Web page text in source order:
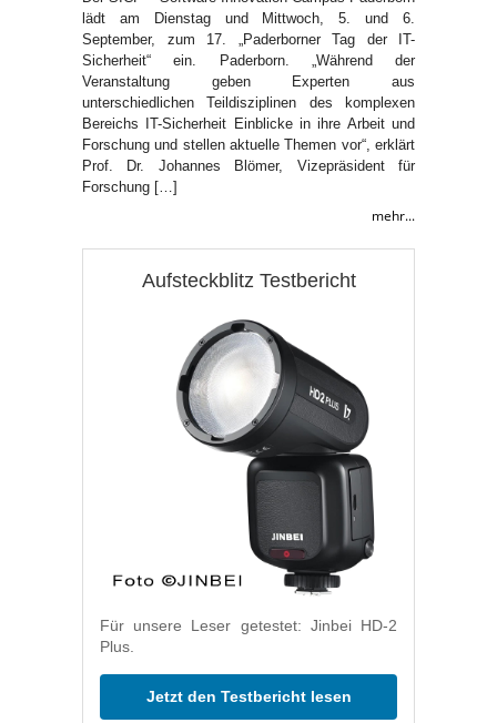
lädt am Dienstag und Mittwoch, 5. und 6.
September, zum 17. „Paderborner Tag der IT-
Sicherheit“ ein. Paderborn. „Während der
Veranstaltung geben Experten aus
unterschiedlichen Teildisziplinen des komplexen
Bereichs IT-Sicherheit Einblicke in ihre Arbeit und
Forschung und stellen aktuelle Themen vor“, erklärt
Prof. Dr. Johannes Blömer, Vizepräsident für
Forschung […]
mehr...
Aufsteckblitz Testbericht
Für unsere Leser getestet: Jinbei HD-2
Plus.
Jetzt den Testbericht lesen